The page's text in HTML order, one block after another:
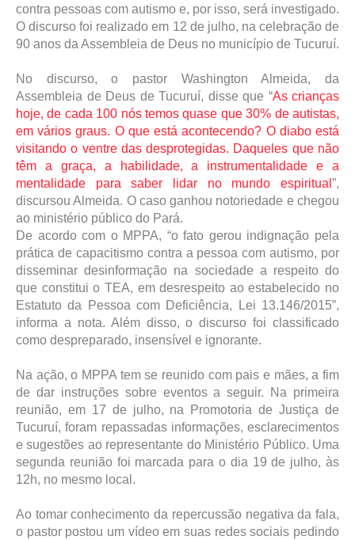
contra pessoas com autismo e, por isso, será investigado.
O discurso foi realizado em 12 de julho, na celebração de
90 anos da Assembleia de Deus no município de Tucuruí.
No discurso, o pastor Washington Almeida, da
Assembleia de Deus de Tucuruí, disse que “As crianças
hoje, de cada 100 nós temos quase que 30% de autistas,
em vários graus. O que está acontecendo? O diabo está
visitando o ventre das desprotegidas. Daqueles que não
têm a graça, a habilidade, a instrumentalidade e a
mentalidade para saber lidar no mundo espiritual ”,
discursou Almeida. O caso ganhou notoriedade e chegou
ao ministério público do Pará.
De acordo com o MPPA, “o fato gerou indignação pela
prática de capacitismo contra a pessoa com autismo, por
disseminar desinformação na sociedade a respeito do
que constitui o TEA, em desrespeito ao estabelecido no
Estatuto da Pessoa com Deficiência, Lei 13.146/2015”,
informa a nota. Além disso, o discurso foi classificado
como despreparado, insensível e ignorante.
Na ação, o MPPA tem se reunido com pais e mães, a fim
de dar instruções sobre eventos a seguir. Na primeira
reunião, em 17 de julho, na Promotoria de Justiça de
Tucuruí, foram repassadas informações, esclarecimentos
e sugestões ao representante do Ministério Público. Uma
segunda reunião foi marcada para o dia 19 de julho, às
12h, no mesmo local.
Ao tomar conhecimento da repercussão negativa da fala,
o pastor postou um vídeo em suas redes sociais pedindo